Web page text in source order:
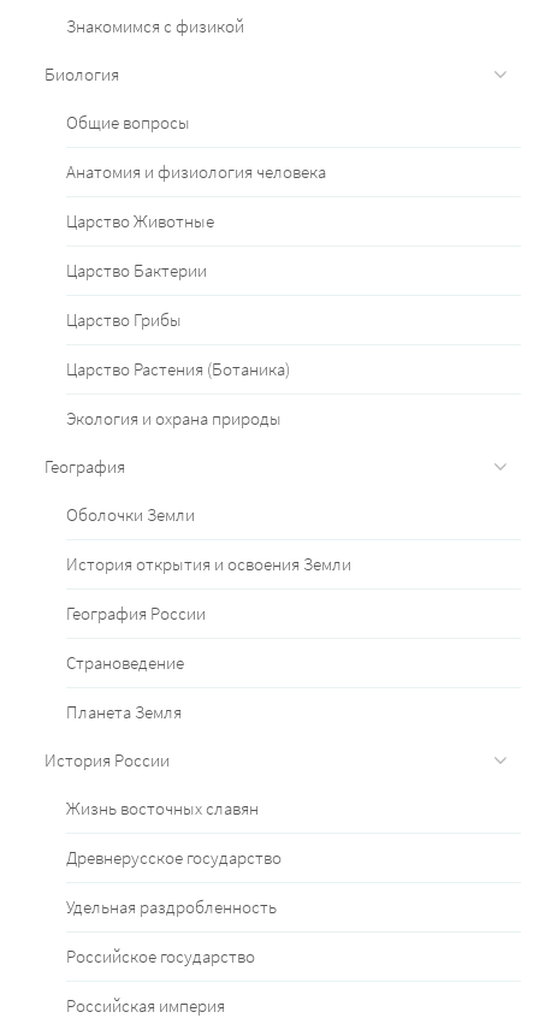
Знакомимся с физикой
Биология
Общие вопросы
Анатомия и физиология человека
Царство Животные
Царство Бактерии
Царство Грибы
Царство Растения (Ботаника)
Экология и охрана природы
География
Оболочки Земли
История открытия и освоения Земли
География России
Страноведение
Планета Земля
История России
Жизнь восточных славян
Древнерусское государство
Удельная раздробленность
Российское государство
Российская империя